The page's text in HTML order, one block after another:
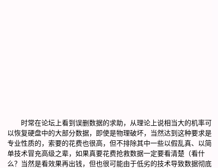
时常在论坛上看到误删数据的求助，从理论上说相当大的机率可
以恢复硬盘中的大部分数据，即使是物理破坏，当然达到这种要求是
专业性质的，索要的花费也很高，但不排除其中一些以假乱真、以简
单技术冒充高级之辈，如果真要花费抢救数据一定要看清楚（看什
么？当然是看效果再出钱，但也很可能由于低劣的技术导致数据彻底